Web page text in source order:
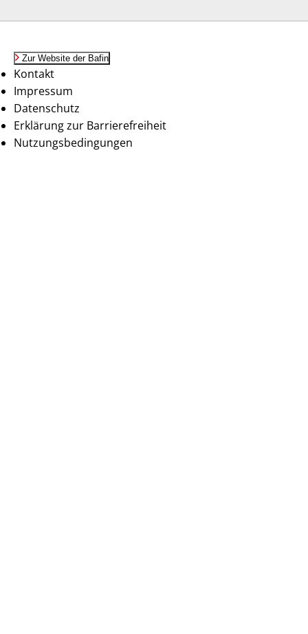
Zur Website der Bafin
Kontakt
Impressum
Datenschutz
Erklärung zur Barrierefreiheit
Nutzungsbedingungen